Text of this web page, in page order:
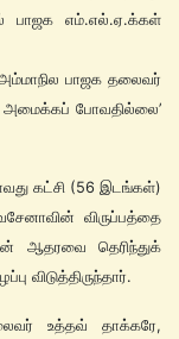
பாஜக எம்.எல்.ஏ.க்கள்
அம்மாநில பாஜக தலைவர்
அமைக்கப் போவதில்லை’
கட்சி (56 இடங்கள்)
விருப்பத்தை
ஆதரவை தெரிந்துக்
விடுத்திருந்தார்.
உத்தவ் தாக்கரே,